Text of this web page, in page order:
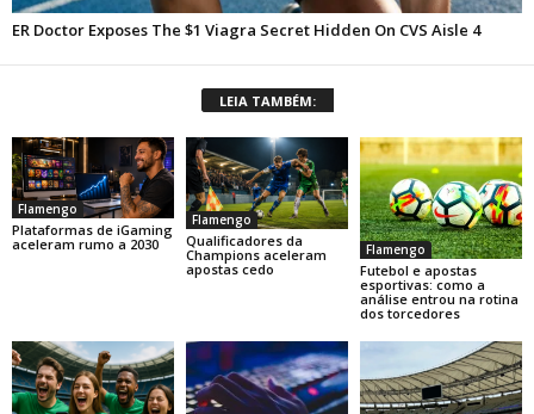
LEIA TAMBÉM:
Flamengo
Plataformas de iGaming
aceleram rumo a 2030
Flamengo
Qualificadores da
Champions aceleram
apostas cedo
Flamengo
Futebol e apostas
esportivas: como a
análise entrou na rotina
dos torcedores